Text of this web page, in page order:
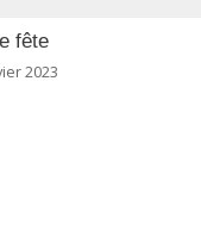
fête
2023